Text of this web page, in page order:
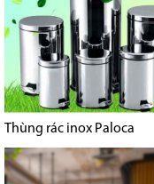
Thùng rác inox Paloca